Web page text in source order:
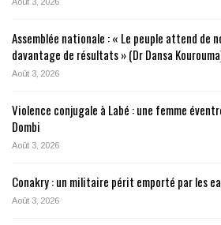
Assemblée nationale : « Le peuple attend de
davantage de résultats » (Dr Dansa
Août 3, 2026
Violence conjugale à Labé : une femme
Dombi
Août 3, 2026
Conakry : un militaire périt emporté par les
Août 3, 2026